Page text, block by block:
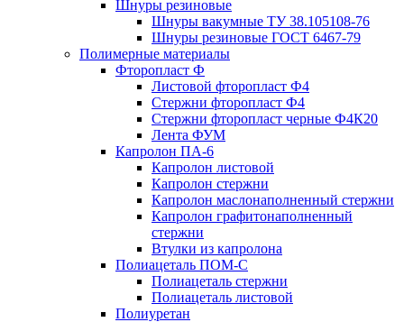
Шнуры резиновые
Шнуры вакумные ТУ 38.105108-76
Шнуры резиновые ГОСТ 6467-79
Полимерные материалы
Фторопласт Ф
Листовой фторопласт Ф4
Стержни фторопласт Ф4
Стержни фторопласт черные Ф4К20
Лента ФУМ
Капролон ПА-6
Капролон листовой
Капролон стержни
Капролон маслонаполненный стержни
Капролон графитонаполненный
стержни
Втулки из капролона
Полиацеталь ПОМ-С
Полиацеталь стержни
Полиацеталь листовой
Полиуретан